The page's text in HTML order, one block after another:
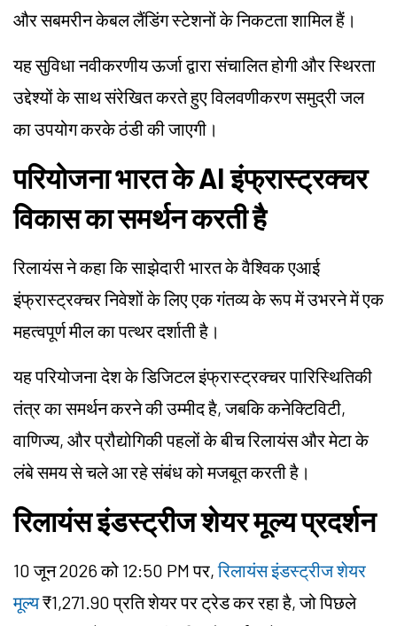
और सबमरीन केबल लैंडिंग स्टेशनों के निकटता शामिल हैं।
यह सुविधा नवीकरणीय ऊर्जा द्वारा संचालित होगी और स्थिरता
उद्देश्यों के साथ संरेखित करते हुए विलवणीकरण समुद्री जल
का उपयोग करके ठंडी की जाएगी।
परियोजना भारत के AI इंफ्रास्ट्रक्चर
विकास का समर्थन करती है
रिलायंस ने कहा कि साझेदारी भारत के वैश्विक एआई
इंफ्रास्ट्रक्चर निवेशों के लिए एक गंतव्य के रूप में उभरने में एक
महत्वपूर्ण मील का पत्थर दर्शाती है।
यह परियोजना देश के डिजिटल इंफ्रास्ट्रक्चर पारिस्थितिकी
तंत्र का समर्थन करने की उम्मीद है, जबकि कनेक्टिविटी,
वाणिज्य, और प्रौद्योगिकी पहलों के बीच रिलायंस और मेटा के
लंबे समय से चले आ रहे संबंध को मजबूत करती है।
रिलायंस इंडस्ट्रीज शेयर मूल्य प्रदर्शन
10 जून 2026 को 12:50 PM पर,रिलायंस इंडस्ट्रीज शेयर
मूल्य₹1,271.90 प्रति शेयर पर ट्रेड कर रहा है, जो पिछले